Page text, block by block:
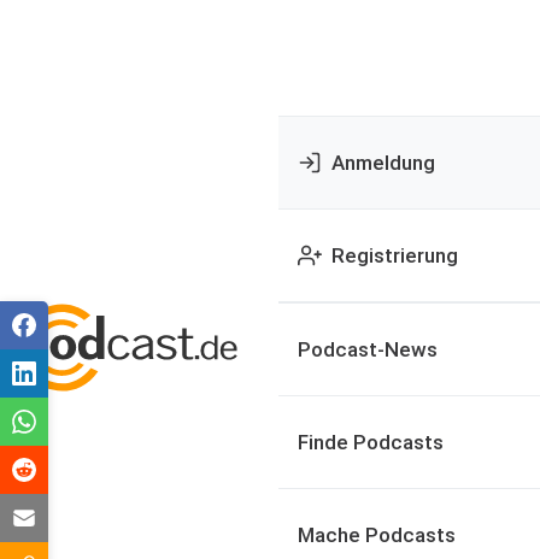
Anmeldung
Registrierung
Podcast-News
Finde Podcasts
Mache Podcasts